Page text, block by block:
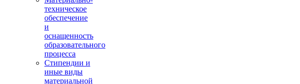
техническое
обеспечение
и
оснащенность
образовательного
процесса
Стипендии и
иные виды
материальной